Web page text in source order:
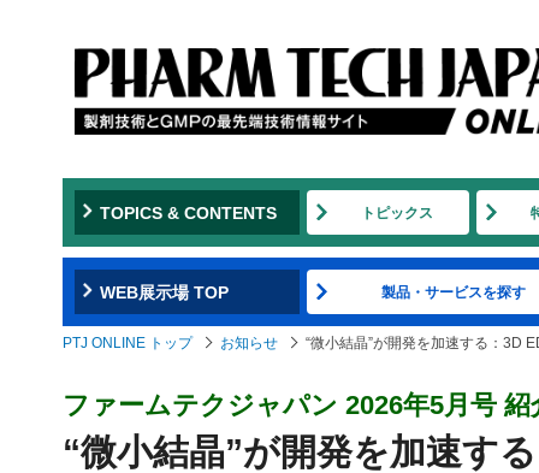
TOPICS & CONTENTS トピックス
WEB展示場 TOP 製品・サービスを探す
PTJ ONLINE トップ お知らせ “微小結晶”が開発を加速する：3D
ファームテクジャパン 2026年5月号 紹
“微小結晶”が開発を加速す